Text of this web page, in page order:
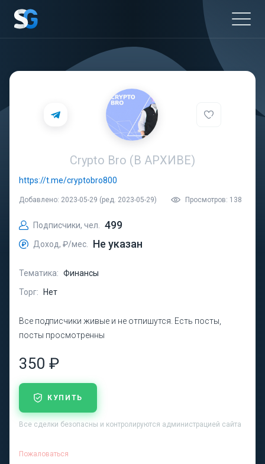
Crypto Bro (В АРХИВЕ)
https://t.me/cryptobro800
Добавлено: 2023-05-29 (ред. 2023-05-29) Просмотров: 138
Подписчики, чел. 499
Доход, ₽/мес. Не указан
Тематика: Финансы
Торг:
Нет
Все подписчики живые и не отпишутся. Есть посты,
посты просмотренны
350 ₽
КУПИТЬ
Все сделки безопасны и контролируются администрацией сайта
Пожаловаться